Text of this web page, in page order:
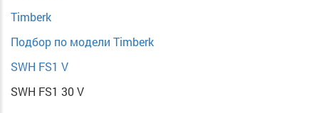
Timberk
Подбор по модели Timberk
SWH FS1 V
SWH FS1 30 V